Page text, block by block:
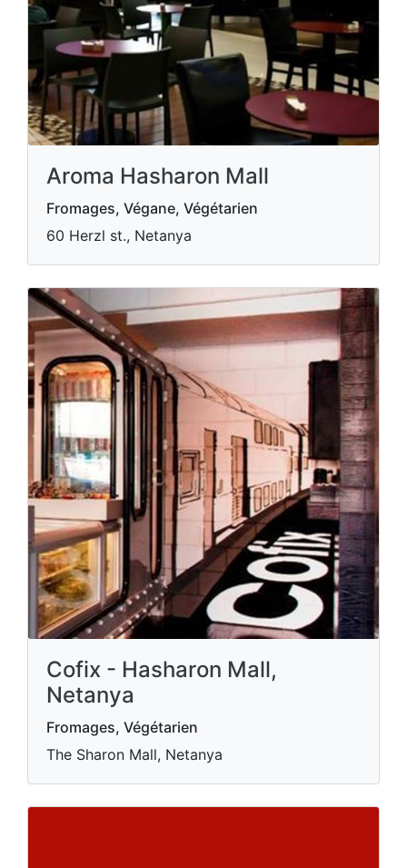
Aroma Hasharon Mall
Fromages, Végane, Végétarien
60 Herzl st., Netanya
Cofix - Hasharon Mall,
Netanya
Fromages, Végétarien
The Sharon Mall, Netanya